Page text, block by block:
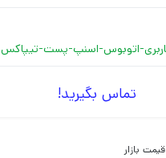
اتوبوس-اسنپ-پست-تیپاکس
تماس بگیرید!
بازار